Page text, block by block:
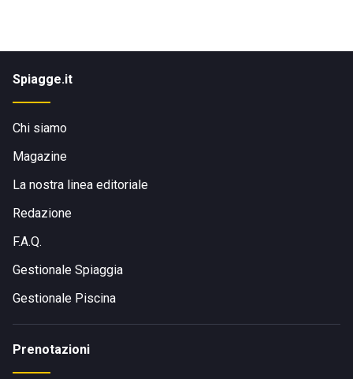
Spiagge.it
Chi siamo
Magazine
La nostra linea editoriale
Redazione
F.A.Q.
Gestionale Spiaggia
Gestionale Piscina
Prenotazioni